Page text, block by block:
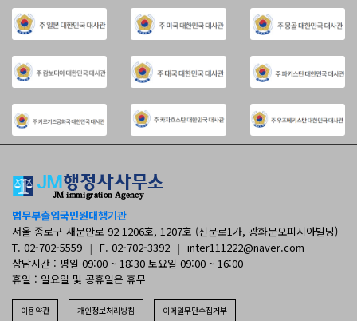
법무부출입국민원대행기관
서울 종로구 새문안로 92 1206호, 1207호 (신문로1가, 광화문오피시아빌딩)
T. 02-702-5559 | F. 02-702-3392 | inter111222@naver.com
상담시간 : 평일 09:00 ~ 18:30 토요일 09:00 ~ 16:00
휴일 : 일요일 및 공휴일은 휴무
이용약관 개인정보처리방침 이메일무단수집거부